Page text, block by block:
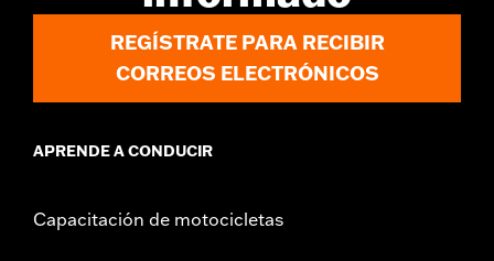
torretas requieran un cambio en el cable del embrague
y/o el acelerador y en las líneas de freno de algunos
modelos. La altura del manillar está regulada en
muchos lugares. Verifica las leyes locales para asegurar
que tu motocicleta cumple con los reglamentos
REGÍSTRATE PARA RECIBIR
CORREOS ELECTRÓNICOS
APRENDE A CONDUCIR
Capacitación de motocicletas